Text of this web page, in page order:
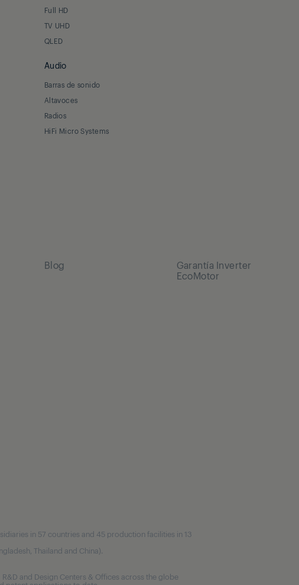
Full HD
TV UHD
QLED
Audio
Barras de sonido
Altavoces
Radios
HiFi Micro Systems
Blog
Garantía Inverter
EcoMotor
in 57 countries and 45 production facilities in 13
Thailand and China).
and Design Centers & Offices across the globe